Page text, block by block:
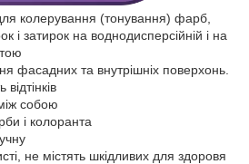
колерування (тонування) фарб,
і затирок на воднодисперсійній і на
фасадних та внутрішніх поверхонь.
собою
і колоранта
не містять шкідливих для здоровя